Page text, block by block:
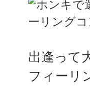
出逢って
フィーリ